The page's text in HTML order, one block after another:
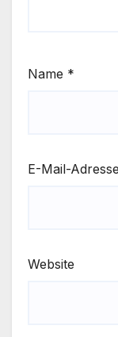
Name *
E-Mail-Adresse
Website